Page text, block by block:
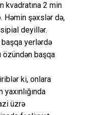
kvadratına 2 min
Həmin şəxslər də,
deyillər.
yerlərdə
özündən başqa
ki, onlara
üzrə